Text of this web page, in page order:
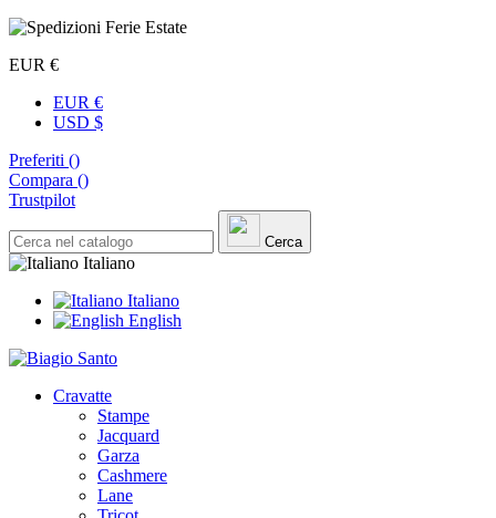
EUR €
EUR €
USD $
Preferiti ()
Compara ()
Trustpilot
Cerca
Italiano
Italiano
English
Cravatte
Stampe
Jacquard
Garza
Cashmere
Lane